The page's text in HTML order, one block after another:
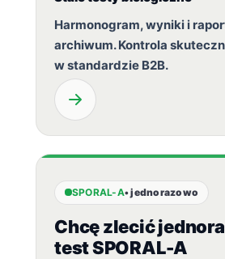
Harmonogram, wyniki i
archiwum. Kontrola
w standardzie B2B.
SPORAL-A• jednorazowo
Chcę zlecić
test SPORAL-A